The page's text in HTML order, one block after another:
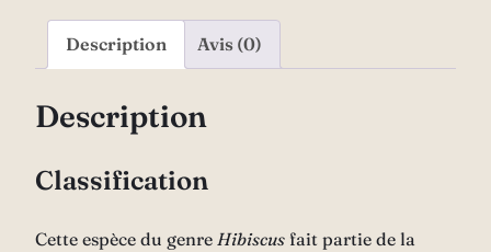
Description Avis (0)
Description
Classification
Cette espèce du genre Hibiscus fait partie de la